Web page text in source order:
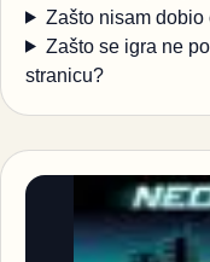
Zašto nisam dobio
Zašto se igra ne
stranicu?